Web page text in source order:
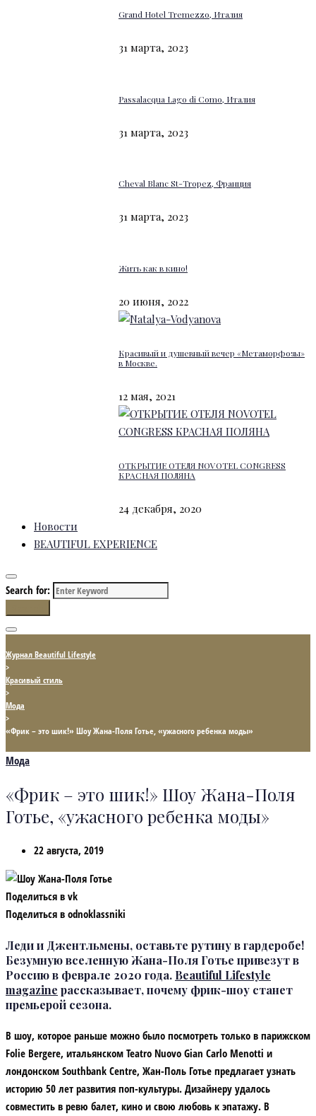
Grand Hotel Tremezzo, Италия
31 марта, 2023
Passalacqua Lago di Como, Италия
31 марта, 2023
Cheval Blanc St-Tropez, Франция
31 марта, 2023
Жить как в кино!
20 июня, 2022
Красивый и душевный вечер «Метаморфозы»
в Москве.
12 мая, 2021
ОТКРЫТИЕ ОТЕЛЯ NOVOTEL CONGRESS
КРАСНАЯ ПОЛЯНА
24 декабря, 2020
Новости
BEAUTIFUL EXPERIENCE
Search for:
Журнал Beautiful Lifestyle
>
Красивый стиль
>
Мода
>
«Фрик – это шик!» Шоу Жана-Поля Готье, «ужасного ребенка моды»
Мода
«Фрик – это шик!» Шоу Жана-Поля
Готье, «ужасного ребенка моды»
22 августа, 2019
Поделиться в vk
Поделиться в odnoklassniki
Леди и Джентльмены, оставьте рутину в гардеробе!
Безумную вселенную Жана-Поля Готье привезут в
Россию в феврале 2020 года. Beautiful Lifestyle
magazine рассказывает, почему фрик-шоу станет
премьерой сезона.
В шоу, которое раньше можно было посмотреть только в парижском
Folie Bergere, итальянском Teatro Nuovo Gian Carlo Menotti и
лондонском Southbank Centre, Жан-Поль Готье предлагает узнать
историю 50 лет развития поп-культуры. Дизайнеру удалось
совместить в ревю балет, кино и свою любовь к эпатажу. В